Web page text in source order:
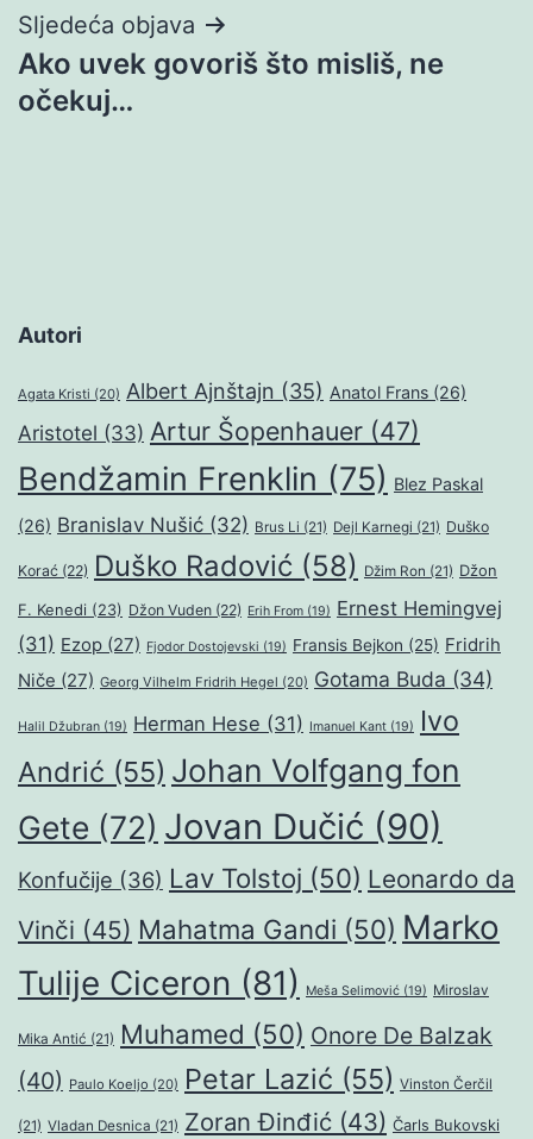
Sljedeća objava
Ako uvek govoriš što misliš, ne
očekuj…
Autori
Agata Kristi (20) Albert Ajnštajn (35) Anatol Frans (26)
Aristotel (33) Artur Šopenhauer (47)
Bendžamin Frenklin (75) Blez Paskal
(26) Branislav Nušić (32) Brus Li (21) Dejl Karnegi (21) Duško
Korać (22) Duško Radović (58) Džim Ron (21) Džon
F. Kenedi (23) Džon Vuden (22) Erih From (19) Ernest Hemingvej
(31) Ezop (27) Fjodor Dostojevski (19) Fransis Bejkon (25) Fridrih
Niče (27) Georg Vilhelm Fridrih Hegel (20) Gotama Buda (34)
Halil Džubran (19) Herman Hese (31) Imanuel Kant (19)
Ivo
Andrić (55) Johan Volfgang fon
Gete (72) Jovan Dučić (90)
Konfučije (36) Lav Tolstoj (50) Leonardo da
Vinči (45) Mahatma Gandi (50) Marko
Tulije Ciceron (81) Meša Selimović (19) Miroslav
Mika Antić (21) Muhamed (50) Onore De Balzak
(40) Paulo Koeljo (20) Petar Lazić (55) Vinston Čerčil
(21) Vladan Desnica (21) Zoran Đinđić (43) Čarls Bukovski